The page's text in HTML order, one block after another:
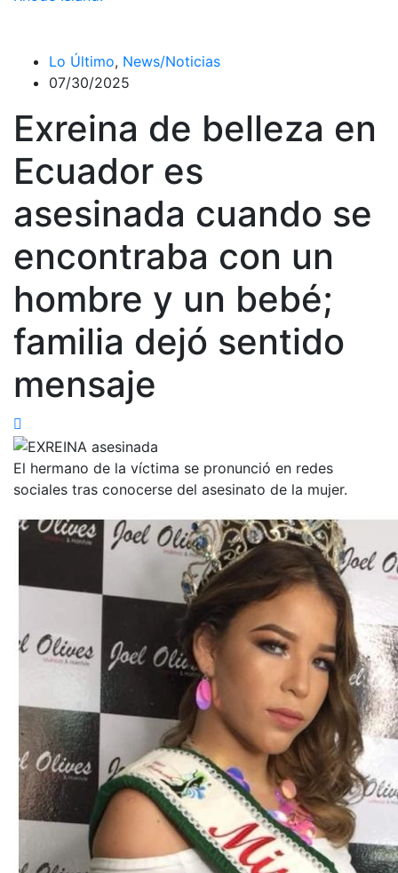
Lo Último, News/Noticias
07/30/2025
Exreina de belleza en
Ecuador es
asesinada cuando se
encontraba con un
hombre y un bebé;
familia dejó sentido
mensaje
El hermano de la víctima se pronunció en redes
sociales tras conocerse del asesinato de la mujer.